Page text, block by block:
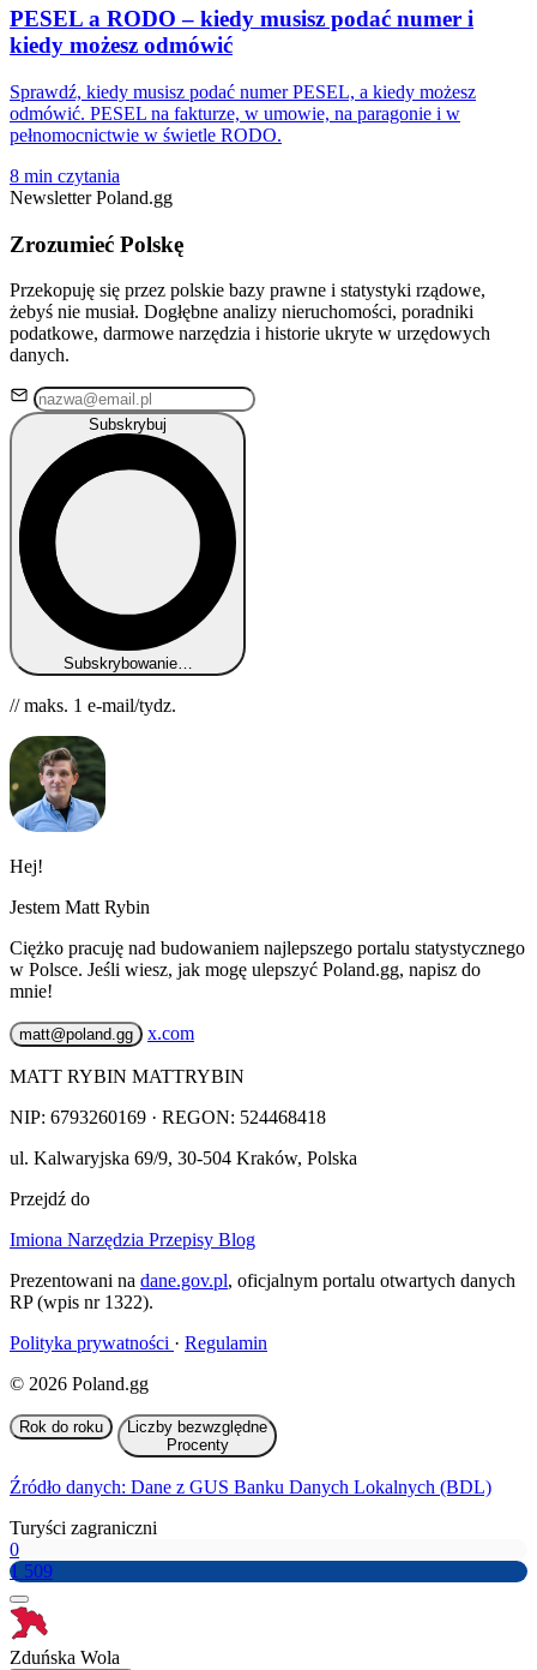
PESEL a RODO – kiedy musisz podać numer i
kiedy możesz odmówić
Sprawdź, kiedy musisz podać numer PESEL, a kiedy możesz
odmówić. PESEL na fakturze, w umowie, na paragonie i w
pełnomocnictwie w świetle RODO.
8 min czytania
Newsletter Poland.gg
Zrozumieć Polskę
Przekopuję się przez polskie bazy prawne i statystyki rządowe,
żebyś nie musiał. Dogłębne analizy nieruchomości, poradniki
podatkowe, darmowe narzędzia i historie ukryte w urzędowych
danych.
Subskrybuj
Subskrybowanie…
// maks. 1 e-mail/tydz.
Hej!
Jestem Matt Rybin
Ciężko pracuję nad budowaniem najlepszego portalu statystycznego
w Polsce. Jeśli wiesz, jak mogę ulepszyć Poland.gg, napisz do
mnie!
matt@poland.gg x.com
MATT RYBIN MATTRYBIN
NIP: 6793260169 · REGON: 524468418
ul. Kalwaryjska 69/9, 30-504 Kraków, Polska
Przejdź do
Imiona Narzędzia Przepisy Blog
Prezentowani na dane.gov.pl, oficjalnym portalu otwartych danych
RP (wpis nr 1322).
Polityka prywatności · Regulamin
© 2026 Poland.gg
Rok do roku
Liczby bezwzględne
Procenty
Źródło danych: Dane z GUS Banku Danych Lokalnych (BDL)
Turyści zagraniczni
0
1 509
Zduńska Wola